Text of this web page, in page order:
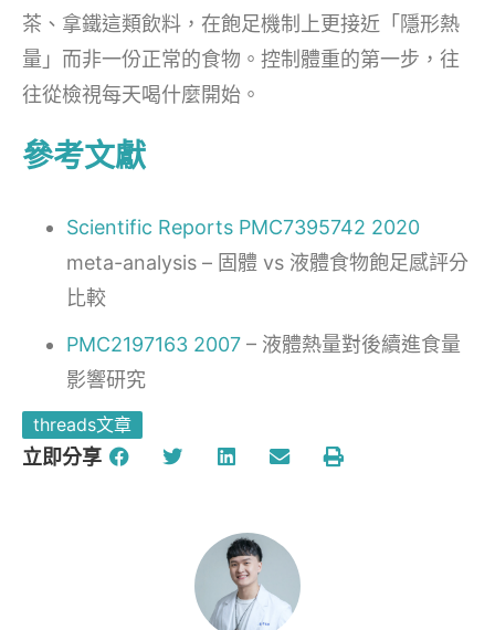
茶、拿鐵這類飲料，在飽足機制上更接近「隱形熱
量」而非一份正常的食物。控制體重的第一步，往
往從檢視每天喝什麼開始。
參考文獻
Scientific Reports PMC7395742 2020
meta-analysis – 固體 vs 液體食物飽足感評分
比較
PMC2197163 2007 – 液體熱量對後續進食量
影響研究
threads文章
立即分享